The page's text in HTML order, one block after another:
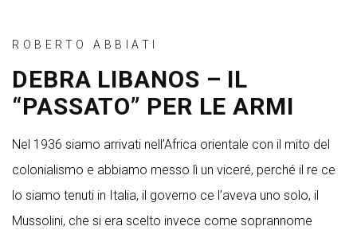
ROBERTO ABBIATI
DEBRA LIBANOS – IL
“PASSATO” PER LE ARMI
Nel 1936 siamo arrivati nell’Africa orientale con il mito del
colonialismo e abbiamo messo lì un viceré, perché il re ce
lo siamo tenuti in Italia, il governo ce l’aveva uno solo, il
Mussolini, che si era scelto invece come soprannome